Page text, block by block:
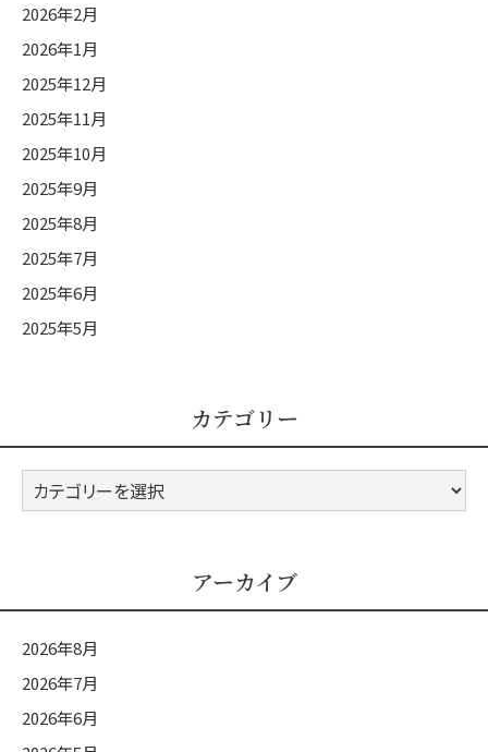
2026年2月
2026年1月
2025年12月
2025年11月
2025年10月
2025年9月
2025年8月
2025年7月
2025年6月
2025年5月
カテゴリー
カ
テ
アーカイブ
2026年8月
2026年7月
2026年6月